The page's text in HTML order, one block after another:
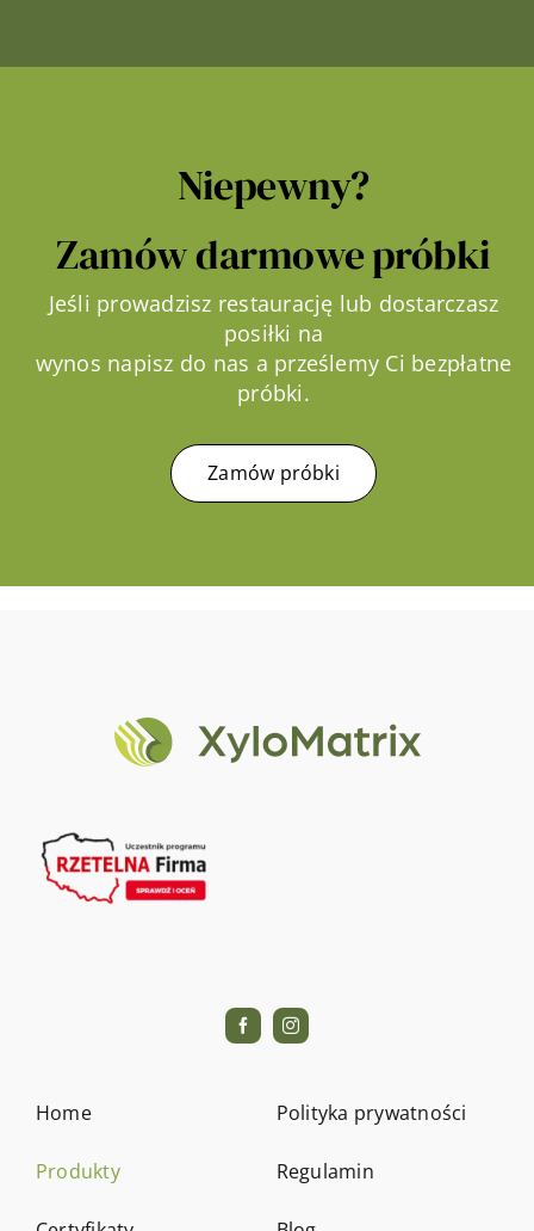
Niepewny?
Zamów darmowe próbki
Jeśli prowadzisz restaurację lub dostarczasz
posiłki na
wynos napisz do nas a prześlemy Ci bezpłatne
próbki.
Zamów próbki
Home
Produkty
Polityka prywatności
Regulamin